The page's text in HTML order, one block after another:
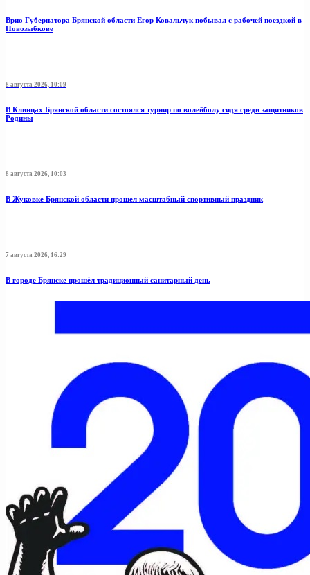
Врио Губернатора Брянской области Егор Ковальчук побывал с рабочей поездкой в
Новозыбкове
8 августа 2026, 10:09
В Клинцах Брянской области состоялся турнир по волейболу сидя среди защитников
Родины
8 августа 2026, 10:03
В Жуковке Брянской области прошел масштабный спортивный праздник
7 августа 2026, 16:29
В городе Брянске прошёл традиционный санитарный день